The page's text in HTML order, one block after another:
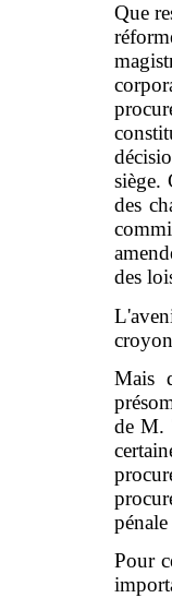
Que
siège.
des
des
Mais
de M.
Pour